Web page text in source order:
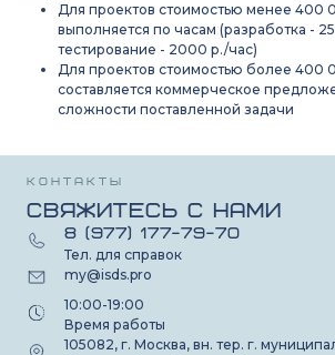
Для проектов стоимостью менее 400
выполняется по часам (разработка -
тестирование - 2000 р./час)
Для проектов стоимостью более 400
составляется коммерческое
сложности поставленной задачи
Контакты
Свяжитесь с нами
8 (977) 177-79-70
Тел. для справок
my@isds.pro
10:00-19:00
Время работы
105082, г. Москва, вн. тер. г.